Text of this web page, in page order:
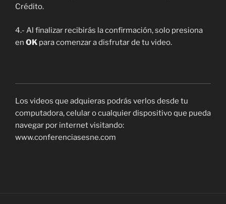
Crédito.
4.- Al finalizar recibirás la confirmación, solo presiona
en OK para comenzar a disfrutar de tu video.
Los videos que adquieras podrás verlos desde tu
computadora, celular o cualquier dispositivo que pueda
navegar por internet visitando:
www.conferenciasesne.com